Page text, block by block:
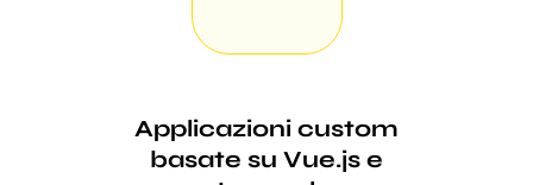
Applicazioni custom
basate su Vue.js e